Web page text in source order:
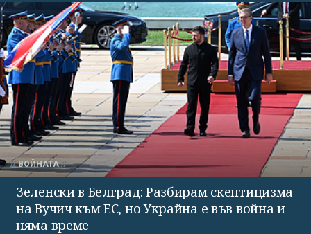
ВОЙНАТА
Зеленски в Белград: Разбирам скептицизма
на Вучич към ЕС, но Украйна е във война и
няма време